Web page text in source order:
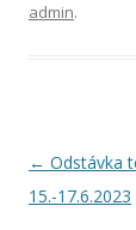
admin.
Post
navigation
← Odstávka
15.-17.6.2023